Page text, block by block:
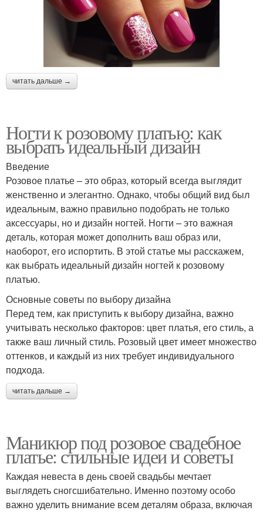
читать дальше →
Ногти к розовому платью: как
выбрать идеальный дизайн
Введение
Розовое платье – это образ, который всегда выглядит
женственно и элегантно. Однако, чтобы общий вид был
идеальным, важно правильно подобрать не только
аксессуары, но и дизайн ногтей. Ногти – это важная
деталь, которая может дополнить ваш образ или,
наоборот, его испортить. В этой статье мы расскажем,
как выбрать идеальный дизайн ногтей к розовому
платью.
Основные советы по выбору дизайна
Перед тем, как приступить к выбору дизайна, важно
учитывать несколько факторов: цвет платья, его стиль, а
также ваш личный стиль. Розовый цвет имеет множество
оттенков, и каждый из них требует индивидуального
подхода.
читать дальше →
Маникюр под розовое свадебное
платье: стильные идеи и советы
Каждая невеста в день своей свадьбы мечтает
выглядеть сногсшибательно. Именно поэтому особо
важно уделить внимание всем деталям образа, включая